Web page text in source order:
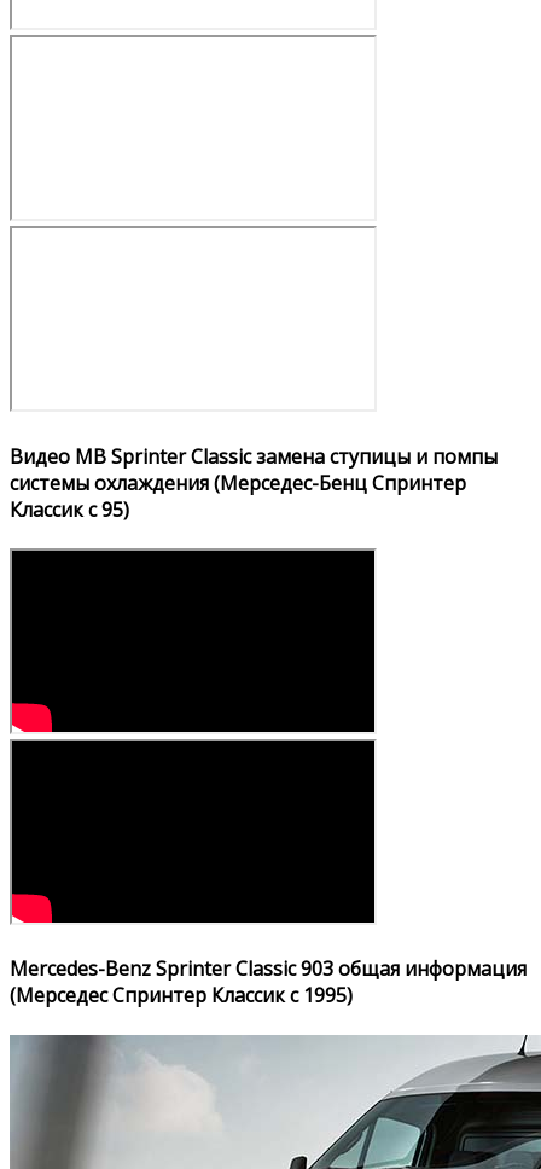
Видео MB Sprinter Classic замена ступицы и помпы
системы охлаждения (Мерседес-Бенц Спринтер
Классик с 95)
Mercedes-Benz Sprinter Classic 903 общая информация
(Мерседес Спринтер Классик с 1995)